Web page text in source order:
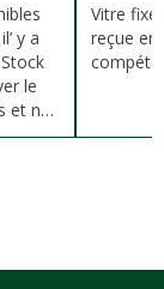
y a
le
et ne
top
Vitre
reçue